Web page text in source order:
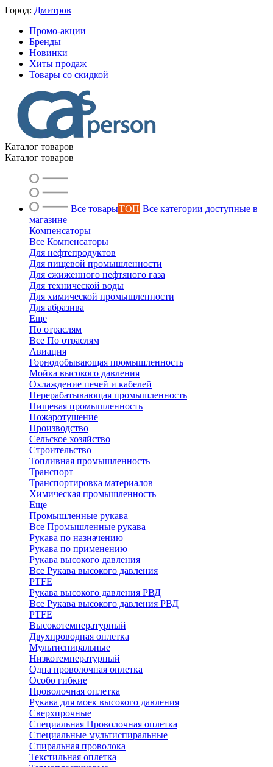
Город: Дмитров
Промо-акции
Бренды
Новинки
Хиты продаж
Товары со скидкой
Каталог товаров
Каталог товаров
Все товарыТОП Все категории доступные в
магазине
Компенсаторы
Все Компенсаторы
Для нефтепродуктов
Для пищевой промышленности
Для сжиженного нефтяного газа
Для технической воды
Для химической промышленности
Для абразива
Еще
По отраслям
Все По отраслям
Авиация
Горнодобывающая промышленность
Мойка высокого давления
Охлаждение печей и кабелей
Перерабатывающая промышленность
Пищевая промышленность
Пожаротушение
Производство
Сельское хозяйство
Строительство
Топливная промышленность
Транспорт
Транспортировка материалов
Химическая промышленность
Еще
Промышленные рукава
Все Промышленные рукава
Рукава по назначению
Рукава по применению
Рукава высокого давления
Все Рукава высокого давления
PTFE
Рукава высокого давления РВД
Все Рукава высокого давления РВД
PTFE
Высокотемпературный
Двухпроводная оплетка
Мультиспиральные
Низкотемпературный
Одна проволочная оплетка
Особо гибкие
Проволочная оплетка
Рукава для моек высокого давления
Сверхпрочные
Специальная Проволочная оплетка
Специальные мультиспиральные
Спиральная проволока
Текстильная оплетка